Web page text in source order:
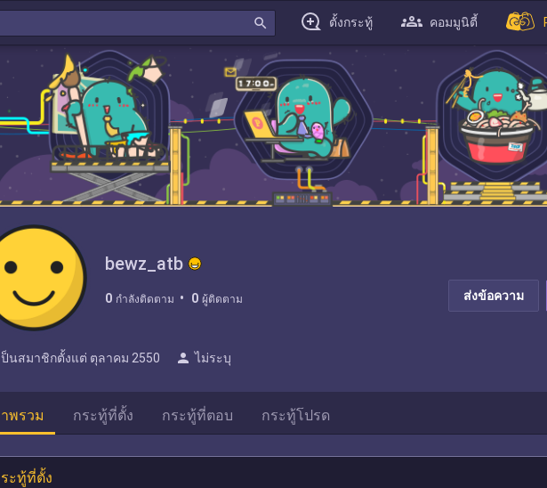
search ตั้งกระทู้ คอมมูนิตี้
bewz_atb
0 กำลังติดตาม 0 ผู้ติดตาม ส่งข้อความ
ป็นสมาชิกตั้งแต่ ตุลาคม 2550 person ไม่ระบุ
พรวม กระทู้ที่ตั้ง กระทู้ที่ตอบ กระทู้โปรด
ะทู้ที่ตั้ง